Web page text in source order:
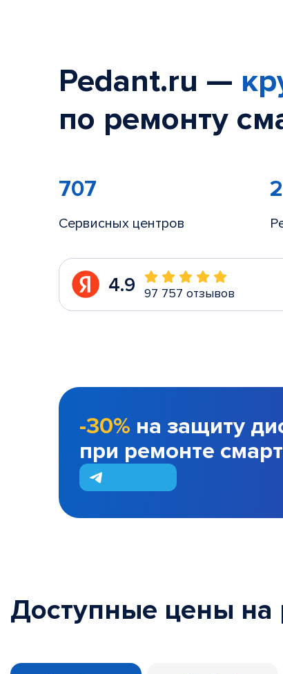
Pedant.ru —
по ремонту
707
Сервисных центров
4.9 97 757 отзывов
-30% на защиту
при ремонте
Доступные цены на